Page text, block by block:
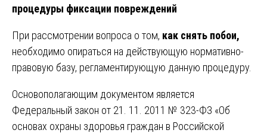
процедуры фиксации повреждений
При рассмотрении вопроса о том, как снять побои,
необходимо опираться на действующую нормативно-
правовую базу, регламентирующую данную процедуру.
Основополагающим документом является
Федеральный закон от 21. 11. 2011 № 323-ФЗ «Об
основах охраны здоровья граждан в Российской